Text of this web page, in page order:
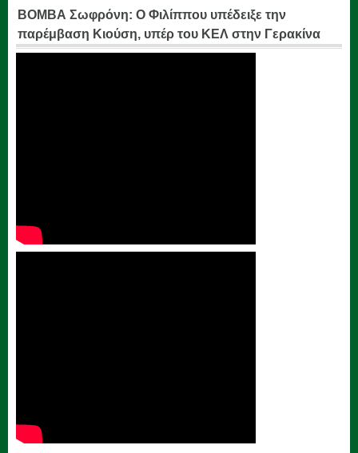
ΒΟΜΒΑ Σωφρόνη: Ο Φιλίππου υπέδειξε την
παρέμβαση Κιούση, υπέρ του ΚΕΛ στην Γερακίνα